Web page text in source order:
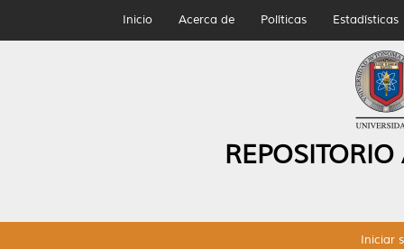
Inicio Acerca de Políticas Estadísticas
Iniciar